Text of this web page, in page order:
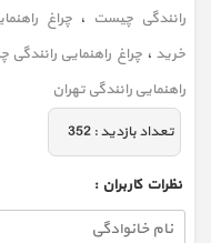
رانندگی چیست ، چراغ
خرید ، چراغ راهنمایی رانندگی
راهنمایی رانندگی تهران
تعداد بازديد :352
نظرات كاربران :